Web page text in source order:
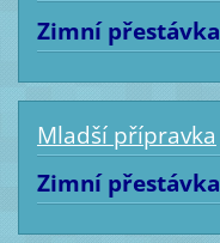
Zimní přestávka
Mladší přípravka
Zimní přestávka